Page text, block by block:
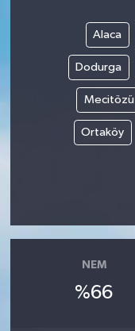
Alaca
Dodurga
Mecitözü
Ortaköy
NEM
%66